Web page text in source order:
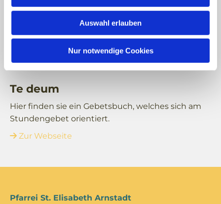
Auswahl erlauben
Nur notwendige Cookies
Schott - Tagesliturgie
Die katholische Liturgie hat für jeden Tag spezielle
Bibeltexte, die sie hier finden.
Zur Webseite
Te deum
Hier finden sie ein Gebetsbuch, welches sich am
Stundengebet orientiert.
 Zur Webseite
Pfarrei St. Elisabeth Arnstadt